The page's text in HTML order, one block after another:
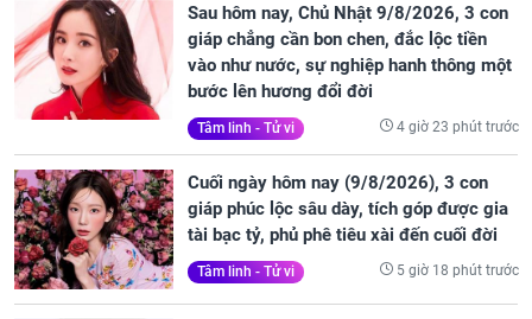
Sau hôm nay, Chủ Nhật 9/8/2026, 3 con
giáp chẳng cần bon chen, đắc lộc tiền
vào như nước, sự nghiệp hanh thông một
bước lên hương đổi đời
Tâm linh - Tử vi 4 giờ 23 phút trước
Cuối ngày hôm nay (9/8/2026), 3 con
giáp phúc lộc sâu dày, tích góp được gia
tài bạc tỷ, phủ phê tiêu xài đến cuối đời
Tâm linh - Tử vi 5 giờ 18 phút trước